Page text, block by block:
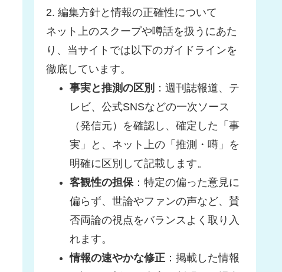
2. 編集方針と情報の正確性について
ネット上のスクープや噂話を扱うにあた
り、当サイトでは以下のガイドラインを
徹底しています。
事実と推測の区別 ：週刊誌報道、テ
レビ、公式SNSなどの一次ソース
（発信元）を確認し、確定した「事
実」と、ネット上の「推測・噂」を
明確に区別して記載します。
客観性の担保 ：特定の偏った意見に
偏らず、世論やファンの声など、賛
否両論の視点をバランスよく取り入
れます。
情報の速やかな修正 ：掲載した情報